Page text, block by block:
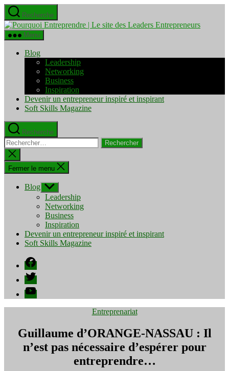
Aller
au
contenu
Recherche
Pourquoi
Menu
Blog
Leadership
Networking
Business
Inspiration
Devenir un entrepreneur inspiré et inspirant
Soft Skills Magazine
Recherche
Rechercher :
Fermer
la
recherche
Fermer le menu
Blog Afficher
le
sous-
menu
Leadership
Networking
Business
Inspiration
Devenir un entrepreneur inspiré et inspirant
Soft Skills Magazine
Facebook
Twitter
YouTube
Catégories
Entreprenariat
Guillaume d’ORANGE-NASSAU : Il
n’est pas nécessaire d’espérer pour
entreprendre…